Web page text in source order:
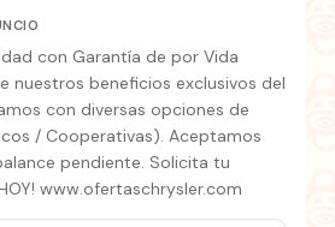
con Garantía de por Vida
nuestros beneficios exclusivos del
con diversas opciones de
/ Cooperativas). Aceptamos
pendiente. Solicita tu
www.ofertaschrysler.com